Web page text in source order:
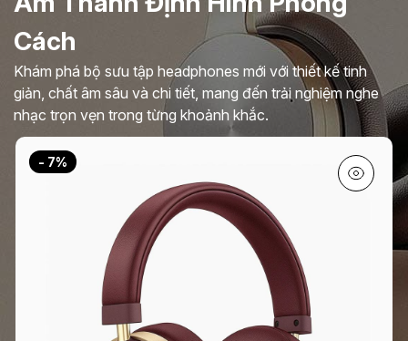
Cách
Khám phá bộ sưu tập headphones mới với thiết kế tinh
giản, chất âm sâu và chi tiết, mang đến trải nghiệm nghe
nhạc trọn vẹn trong từng khoảnh khắc.
- 7%